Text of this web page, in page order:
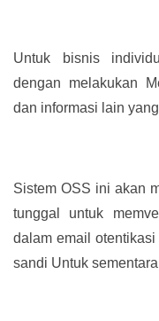
Untuk bisnis
dengan melakukan
dan informasi lain
Sistem OSS ini akan
tunggal untuk
dalam email
sandi Untuk